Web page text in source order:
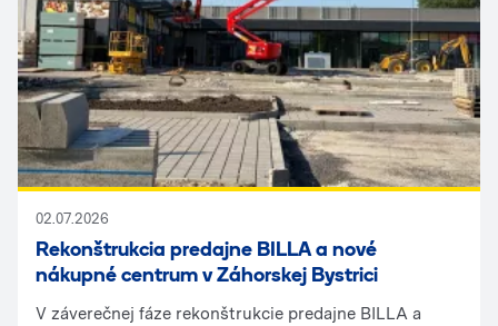
02.07.2026
Rekonštrukcia predajne BILLA a nové
nákupné centrum v Záhorskej Bystrici
V záverečnej fáze rekonštrukcie predajne BILLA a